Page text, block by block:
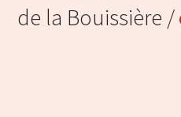
de la Bouissière /